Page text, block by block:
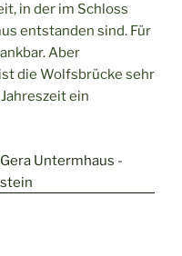
in der im Schloss
entstanden sind. Für
Aber
die Wolfsbrücke sehr
ein